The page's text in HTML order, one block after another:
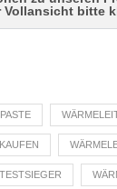
Vollansicht bitte